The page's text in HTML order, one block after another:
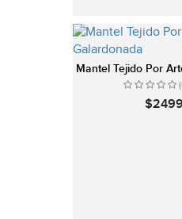
Mantel Tejido Por